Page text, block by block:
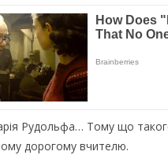
Рудольфа… Тому що
дорогому вчителю.